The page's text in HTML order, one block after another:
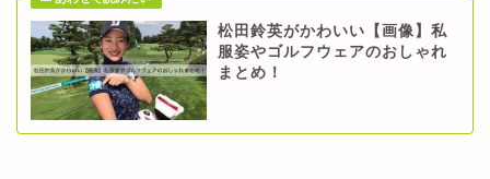
松田鈴英がかわいい【画像】私
服姿やゴルフウェアのおしゃれ
まとめ！